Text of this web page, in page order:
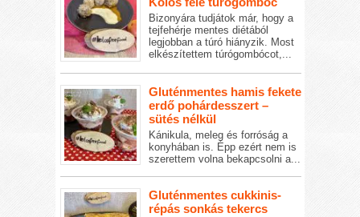
Bizonyára tudjátok már, hogy a
tejfehérje mentes diétából
legjobban a túró hiányzik. Most
elkészítettem túrógombócot,...
Gluténmentes hamis fekete
erdő pohárdesszert –
sütés nélkül
Kánikula, meleg és forróság a
konyhában is. Épp ezért nem is
szerettem volna bekapcsolni a...
Gluténmentes cukkinis-
répás sonkás tekercs